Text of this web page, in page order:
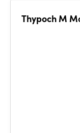
Thypoch M